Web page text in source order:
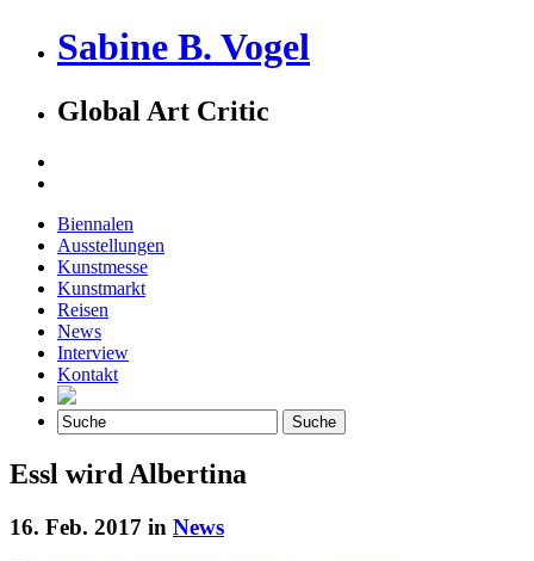
Sabine B. Vogel
Global Art Critic
Biennalen
Ausstellungen
Kunstmesse
Kunstmarkt
Reisen
News
Interview
Kontakt
Essl wird Albertina
16. Feb. 2017 in News